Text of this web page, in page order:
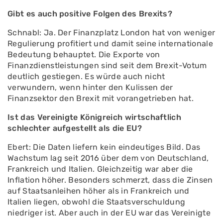
Gibt es auch positive Folgen des Brexits?
Schnabl: Ja. Der Finanzplatz London hat von weniger
Regulierung profitiert und damit seine internationale
Bedeutung behauptet. Die Exporte von
Finanzdienstleistungen sind seit dem Brexit-Votum
deutlich gestiegen. Es würde auch nicht
verwundern, wenn hinter den Kulissen der
Finanzsektor den Brexit mit vorangetrieben hat.
Ist das Vereinigte Königreich wirtschaftlich
schlechter aufgestellt als die EU?
Ebert: Die Daten liefern kein eindeutiges Bild. Das
Wachstum lag seit 2016 über dem von Deutschland,
Frankreich und Italien. Gleichzeitig war aber die
Inflation höher. Besonders schmerzt, dass die Zinsen
auf Staatsanleihen höher als in Frankreich und
Italien liegen, obwohl die Staatsverschuldung
niedriger ist. Aber auch in der EU war das Vereinigte